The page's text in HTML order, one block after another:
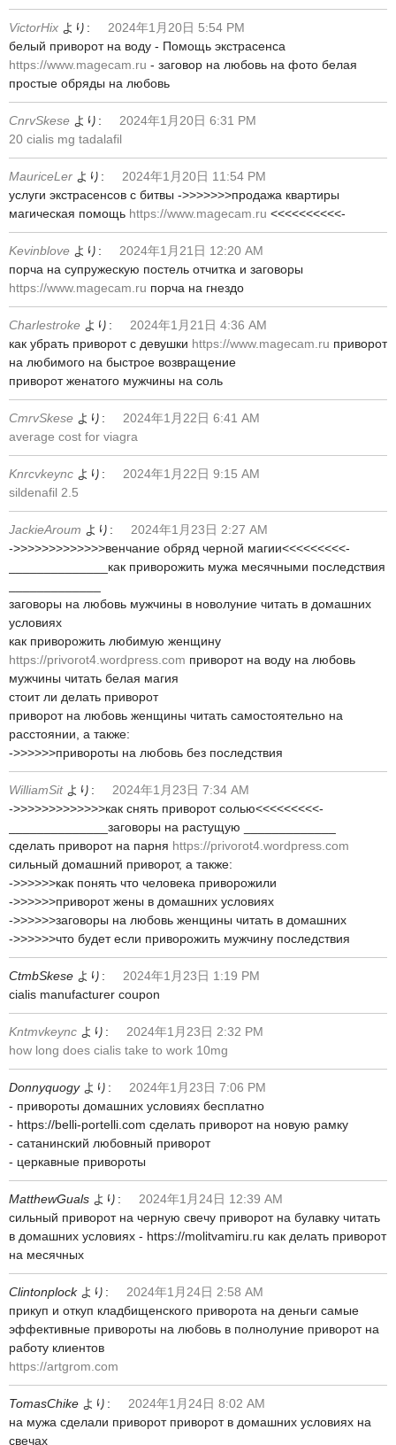
VictorHix より:
2024年1月20日 5:54 PM
белый приворот на воду - Помощь экстрасенса
https://www.magecam.ru - заговор на любовь на фото белая
простые обряды на любовь
CnrvSkese より:
2024年1月20日 6:31 PM
20 cialis mg tadalafil
MauriceLer より:
2024年1月20日 11:54 PM
услуги экстрасенсов с битвы ->>>>>>>продажа квартиры
магическая помощь https://www.magecam.ru <<<<<<<<<<-
Kevinblove より:
2024年1月21日 12:20 AM
порча на супружескую постель отчитка и заговоры
https://www.magecam.ru порча на гнездо
Charlestroke より:
2024年1月21日 4:36 AM
как убрать приворот с девушки https://www.magecam.ru приворот
на любимого на быстрое возвращение
приворот женатого мужчины на соль
CmrvSkese より:
2024年1月22日 6:41 AM
average cost for viagra
Knrcvkeync より:
2024年1月22日 9:15 AM
sildenafil 2.5
JackieAroum より:
2024年1月23日 2:27 AM
->>>>>>>>>>>>>венчание обряд черной магии<<<<<<<<<-
______________как приворожить мужа месячными последствия
заговоры на любовь мужчины в новолуние читать в домашних
условиях
как приворожить любимую женщину
https://privorot4.wordpress.com приворот на воду на любовь
мужчины читать белая магия
стоит ли делать приворот
приворот на любовь женщины читать самостоятельно на
расстоянии, а также:
->>>>>>привороты на любовь без последствия
WilliamSit より:
2024年1月23日 7:34 AM
->>>>>>>>>>>>>как снять приворот солью<<<<<<<<<-
______________заговоры на растущую _____________
сделать приворот на парня https://privorot4.wordpress.com
сильный домашний приворот, а также:
->>>>>>как понять что человека приворожили
->>>>>>приворот жены в домашних условиях
->>>>>>заговоры на любовь женщины читать в домашних
->>>>>>что будет если приворожить мужчину последствия
CtmbSkese より:
2024年1月23日 1:19 PM
cialis manufacturer coupon
Kntmvkeync より:
2024年1月23日 2:32 PM
how long does cialis take to work 10mg
Donnyquogy より:
2024年1月23日 7:06 PM
- привороты домашних условиях бесплатно
- https://belli-portelli.com сделать приворот на новую рамку
- сатанинский любовный приворот
- церкавные привороты
MatthewGuals より:
2024年1月24日 12:39 AM
сильный приворот на черную свечу приворот на булавку читать
в домашних условиях - https://molitvamiru.ru как делать приворот
на месячных
Clintonplock より:
2024年1月24日 2:58 AM
прикуп и откуп кладбищенского приворота на деньги самые
эффективные привороты на любовь в полнолуние приворот на
работу клиентов
https://artgrom.com
TomasChike より:
2024年1月24日 8:02 AM
на мужа сделали приворот приворот в домашних условиях на
свечах